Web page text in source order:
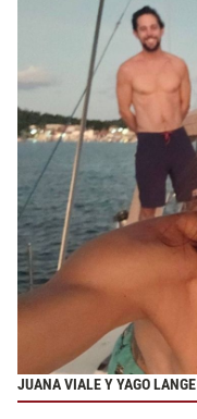
JUANA VIALE Y YAGO LANGE